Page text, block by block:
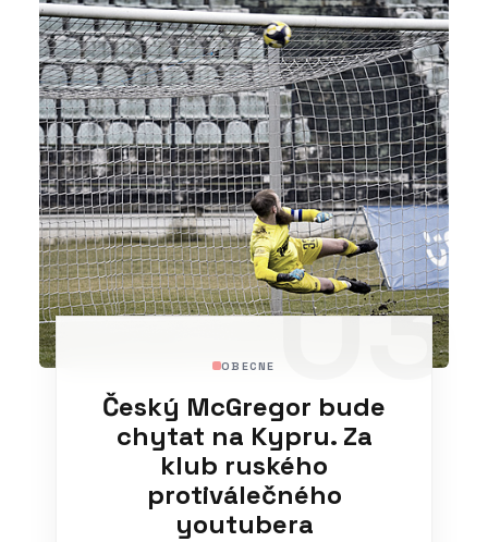
03
OBECNE
Český McGregor bude
chytat na Kypru. Za
klub ruského
protiválečného
youtubera